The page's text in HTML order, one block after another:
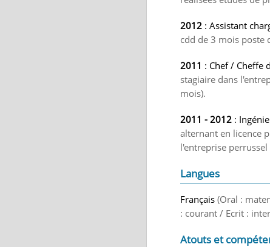
2012 : Assistant
cdd de 3 mois poste
2011 : Chef / Cheffe
stagiaire dans
mois).
2011 - 2012 :
alternant en licence
l'entreprise
Langues
Français (Oral :
: courant / Ecrit :
Atouts et